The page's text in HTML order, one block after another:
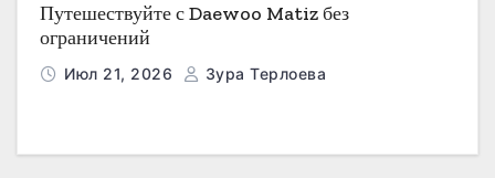
Путешествуйте с Daewoo Matiz без
ограничений
Июл 21, 2026 Зура Терлоева